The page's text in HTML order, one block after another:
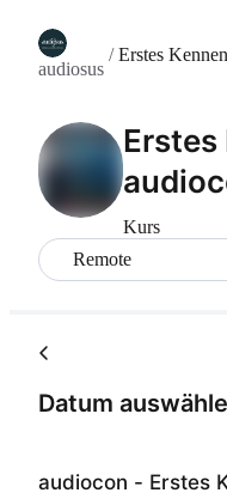
audiosus
/Erstes
Erstes
Kurs
Remote
Datum
audiocon - Erstes